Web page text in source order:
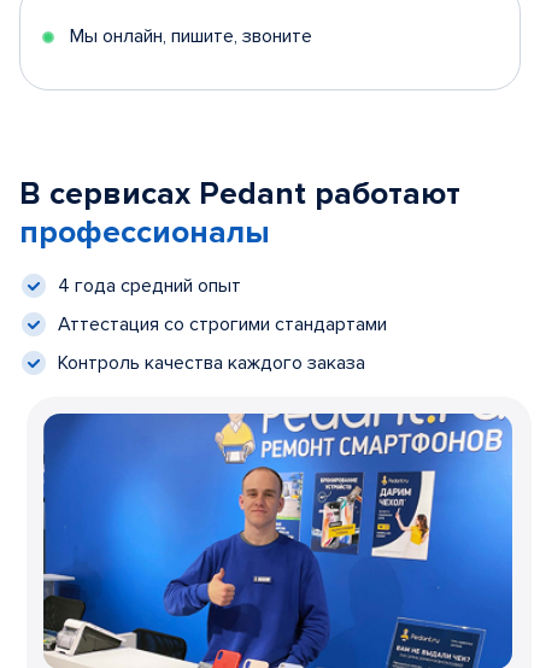
Мы онлайн, пишите, звоните
В сервисах Pedant работают
профессионалы
4 года средний опыт
Аттестация со строгими стандартами
Контроль качества каждого заказа